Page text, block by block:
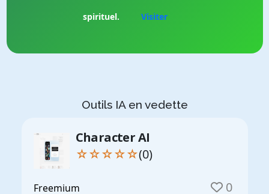
spirituel.
Visiter
Outils IA en vedette
Character AI
☆☆☆☆☆(0)
Freemium 0